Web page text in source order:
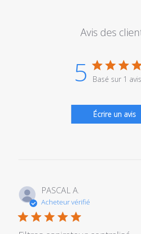
Avis des
5 Basé sur 1 avis
Écrire un avis
PASCAL A.
Acheteur vérifié